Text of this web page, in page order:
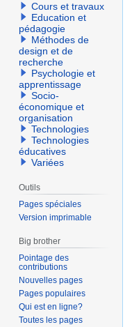
Cours et travaux
Education et
pédagogie
Méthodes de
design et de
recherche
Psychologie et
apprentissage
Socio-
économique et
organisation
Technologies
Technologies
éducatives
Variées
Outils
Pages spéciales
Version imprimable
Big brother
Pointage des
contributions
Nouvelles pages
Pages populaires
Qui est en ligne?
Toutes les pages